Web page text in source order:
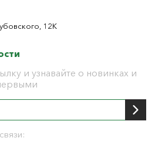
12К
и узнавайте о новинках и